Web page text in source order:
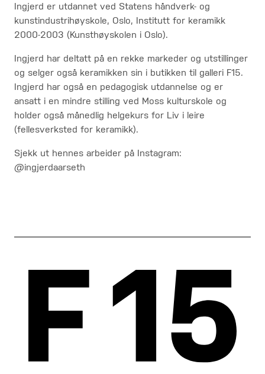
Ingjerd er utdannet ved Statens håndverk- og
kunstindustrihøyskole, Oslo, Institutt for keramikk
2000-2003 (Kunsthøyskolen i Oslo).
Ingjerd har deltatt på en rekke markeder og utstillinger
og selger også keramikken sin i butikken til galleri F15.
Ingjerd har også en pedagogisk utdannelse og er
ansatt i en mindre stilling ved Moss kulturskole og
holder også månedlig helgekurs for Liv i leire
(fellesverksted for keramikk).
Sjekk ut hennes arbeider på Instagram:
@ingjerdaarseth